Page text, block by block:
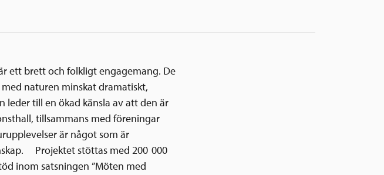
ett brett och folkligt engagemang. De
naturen minskat dramatiskt,
leder till en ökad känsla av att den är
tillsammans med föreningar
är något som är
Projektet stöttas med 200 000
inom satsningen ”Möten med